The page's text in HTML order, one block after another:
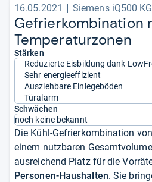
16.05.2021 Siemens iQ500
Gefrier­kom­bi­na­tion
Tem­pe­ra­tur­zo­nen
Stärken
Reduzierte Eisbildung dank
Sehr energieeffizient
Ausziehbare Einlegeböden
Türalarm
Schwächen
noch keine bekannt
Die Kühl-Gefrierkombination
einem nutzbaren
ausreichend Platz für die
Personen-Haushalten. Sie